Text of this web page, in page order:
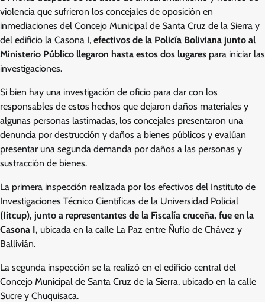
violencia que sufrieron los concejales de oposición en
inmediaciones del Concejo Municipal de Santa Cruz de la Sierra y
del edificio la Casona I, efectivos de la Policía Boliviana junto al
Ministerio Público llegaron hasta estos dos lugares para iniciar las
investigaciones.
Si bien hay una investigación de oficio para dar con los
responsables de estos hechos que dejaron daños materiales y
algunas personas lastimadas, los concejales presentaron una
denuncia por destrucción y daños a bienes públicos y evalúan
presentar una segunda demanda por daños a las personas y
sustracción de bienes.
La primera inspección realizada por los efectivos del Instituto de
Investigaciones Técnico Científicas de la Universidad Policial
(Iitcup), junto a representantes de la Fiscalía cruceña, fue en la
Casona I, ubicada en la calle La Paz entre Ñuflo de Chávez y
Ballivián.
La segunda inspección se la realizó en el edificio central del
Concejo Municipal de Santa Cruz de la Sierra, ubicado en la calle
Sucre y Chuquisaca.